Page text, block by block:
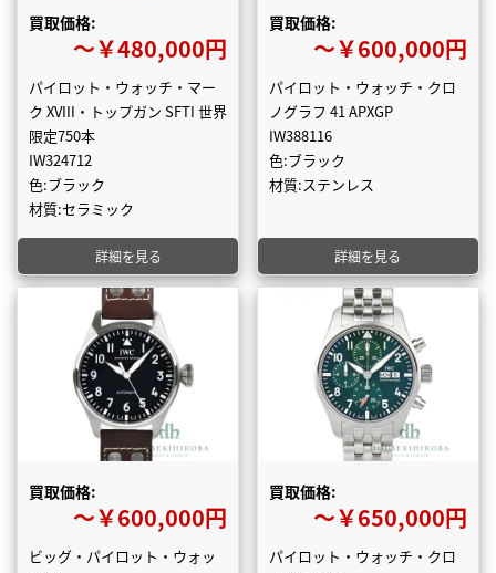
買取価格:
〜￥480,000円
パイロット・ウォッチ・マー
ク XVIII・トップガン SFTI 世界
限定750本
IW324712
色:ブラック
材質:セラミック
詳細を見る
買取価格:
〜￥600,000円
パイロット・ウォッチ・クロ
ノグラフ 41 APXGP
IW388116
色:ブラック
材質:ステンレス
詳細を見る
買取価格:
〜￥600,000円
ビッグ・パイロット・ウォッ
買取価格:
〜￥650,000円
パイロット・ウォッチ・クロ